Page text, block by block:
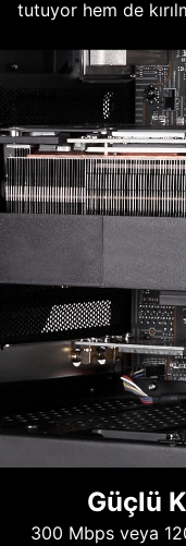
tutuyor hem de
Güçlü
300 Mbps veya